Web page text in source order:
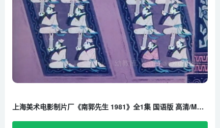
上海美术电影制片厂《南郭先生 1981》全1集 国语版 高清/MKV/219M 百度云网盘下载